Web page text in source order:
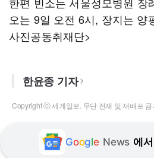
오는 9일 오전 6시, 장지는 양
사진공동취재단>
한윤종 기자
Copyright ⓒ 세계일보. 무단 전재 및 재배포 금
Google News 에